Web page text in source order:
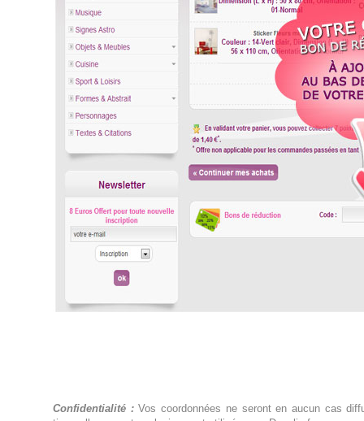
Confidentialité :Vos coordonnées ne seront en aucun cas